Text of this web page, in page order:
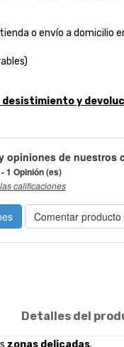
o envío a domicilio
desistimiento y
opiniones de nuestros
1 Opinión (es)
calificaciones
Comentar producto
Detalles del
zonas delicadas.